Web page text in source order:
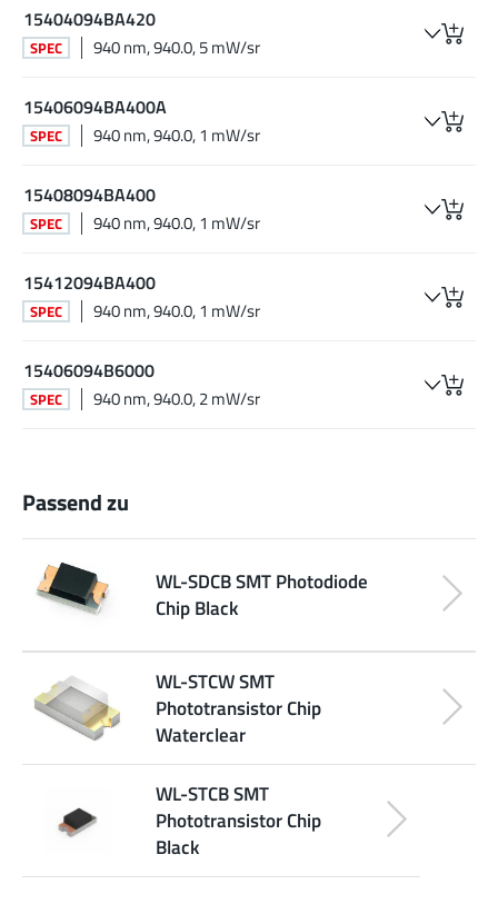
15404094BA420
SPEC 940 nm, 940.0, 5 mW/sr
15406094BA400A
SPEC 940 nm, 940.0, 1 mW/sr
15408094BA400
SPEC 940 nm, 940.0, 1 mW/sr
15412094BA400
SPEC 940 nm, 940.0, 1 mW/sr
15406094B6000
SPEC 940 nm, 940.0, 2 mW/sr
Passend zu
WL-SDCB SMT Photodiode
Chip Black
WL-STCW SMT
Phototransistor Chip
Waterclear
WL-STCB SMT
Phototransistor Chip
Black